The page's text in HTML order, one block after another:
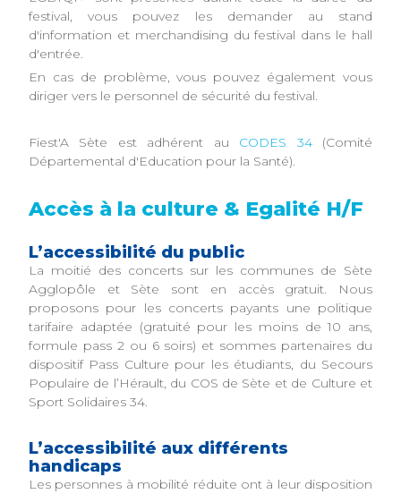
festival, vous pouvez les demander au stand
d'information et merchandising du festival dans le hall
d'entrée.
En cas de problème, vous pouvez également vous
diriger vers le personnel de sécurité du festival.
Fiest'A Sète est adhérent au CODES 34(Comité
Départemental d'Education pour la Santé).
Accès à la culture & Egalité H/F
L’accessibilité du public
La moitié des concerts sur les communes de Sète
Agglopôle et Sète sont en accès gratuit. Nous
proposons pour les concerts payants une politique
tarifaire adaptée (gratuité pour les moins de 10 ans,
formule pass 2 ou 6 soirs) et sommes partenaires du
dispositif Pass Culture pour les étudiants, du Secours
Populaire de l’Hérault, du COS de Sète et de Culture et
Sport Solidaires 34.
L’accessibilité aux différents
handicaps
Les personnes à mobilité réduite ont à leur disposition